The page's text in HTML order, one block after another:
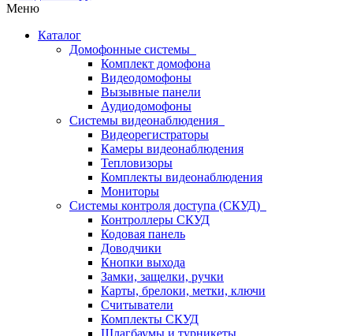
Меню
Каталог
Домофонные системы
Комплект домофона
Видеодомофоны
Вызывные панели
Аудиодомофоны
Системы видеонаблюдения
Видеорегистраторы
Камеры видеонаблюдения
Тепловизоры
Комплекты видеонаблюдения
Мониторы
Системы контроля доступа (СКУД)
Контроллеры СКУД
Кодовая панель
Доводчики
Кнопки выхода
Замки, защелки, ручки
Карты, брелоки, метки, ключи
Считыватели
Комплекты СКУД
Шлагбаумы и турникеты